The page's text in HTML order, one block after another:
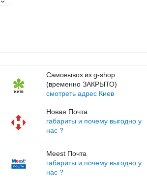
Самовывоз из g-shop
(временно ЗАКРЫТО)
смотреть адрес Киев
Новая Почта
габариты и почему выгодно у
нас ?
Meest Почта
габариты и почему выгодно у
нас ?